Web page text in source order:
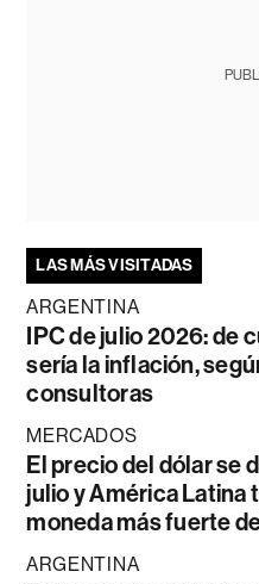
LAS MÁS VISITADAS
ARGENTINA
IPC de julio 2026: de
sería la inflación,
consultoras
MERCADOS
El precio del dólar se
julio y América Latina
moneda más fuerte
ARGENTINA